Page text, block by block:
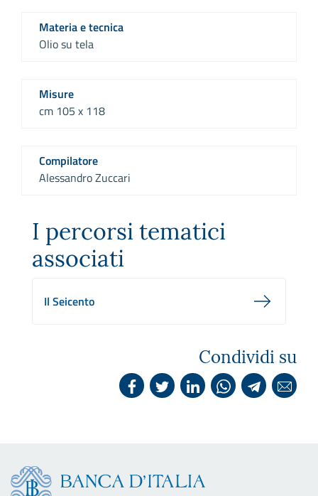
Materia e tecnica
Olio su tela
Misure
cm 105 x 118
Compilatore
Alessandro Zuccari
I percorsi tematici
associati
Il Seicento
Condividi su